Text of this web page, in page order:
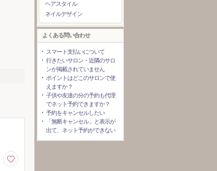
ヘアスタイル
ネイルデザイン
よくある問い合わせ
スマート支払いについて
行きたいサロン・近隣のサロ
ンが掲載されていません
ポイントはどこのサロンで使
えますか？
子供や友達の分の予約も代理
でネット予約できますか？
予約をキャンセルしたい
「無断キャンセル」と表示が
出て、ネット予約ができない